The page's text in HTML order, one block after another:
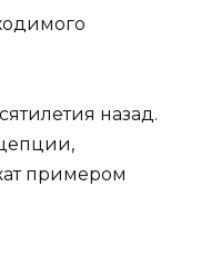
назад.
примером